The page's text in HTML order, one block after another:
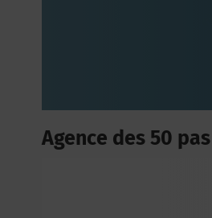
Agence des 50